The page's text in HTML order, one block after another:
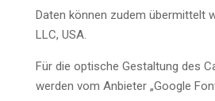
Daten können zudem übermittelt
LLC, USA.
Für die optische Gestaltung des
werden vom Anbieter „Google